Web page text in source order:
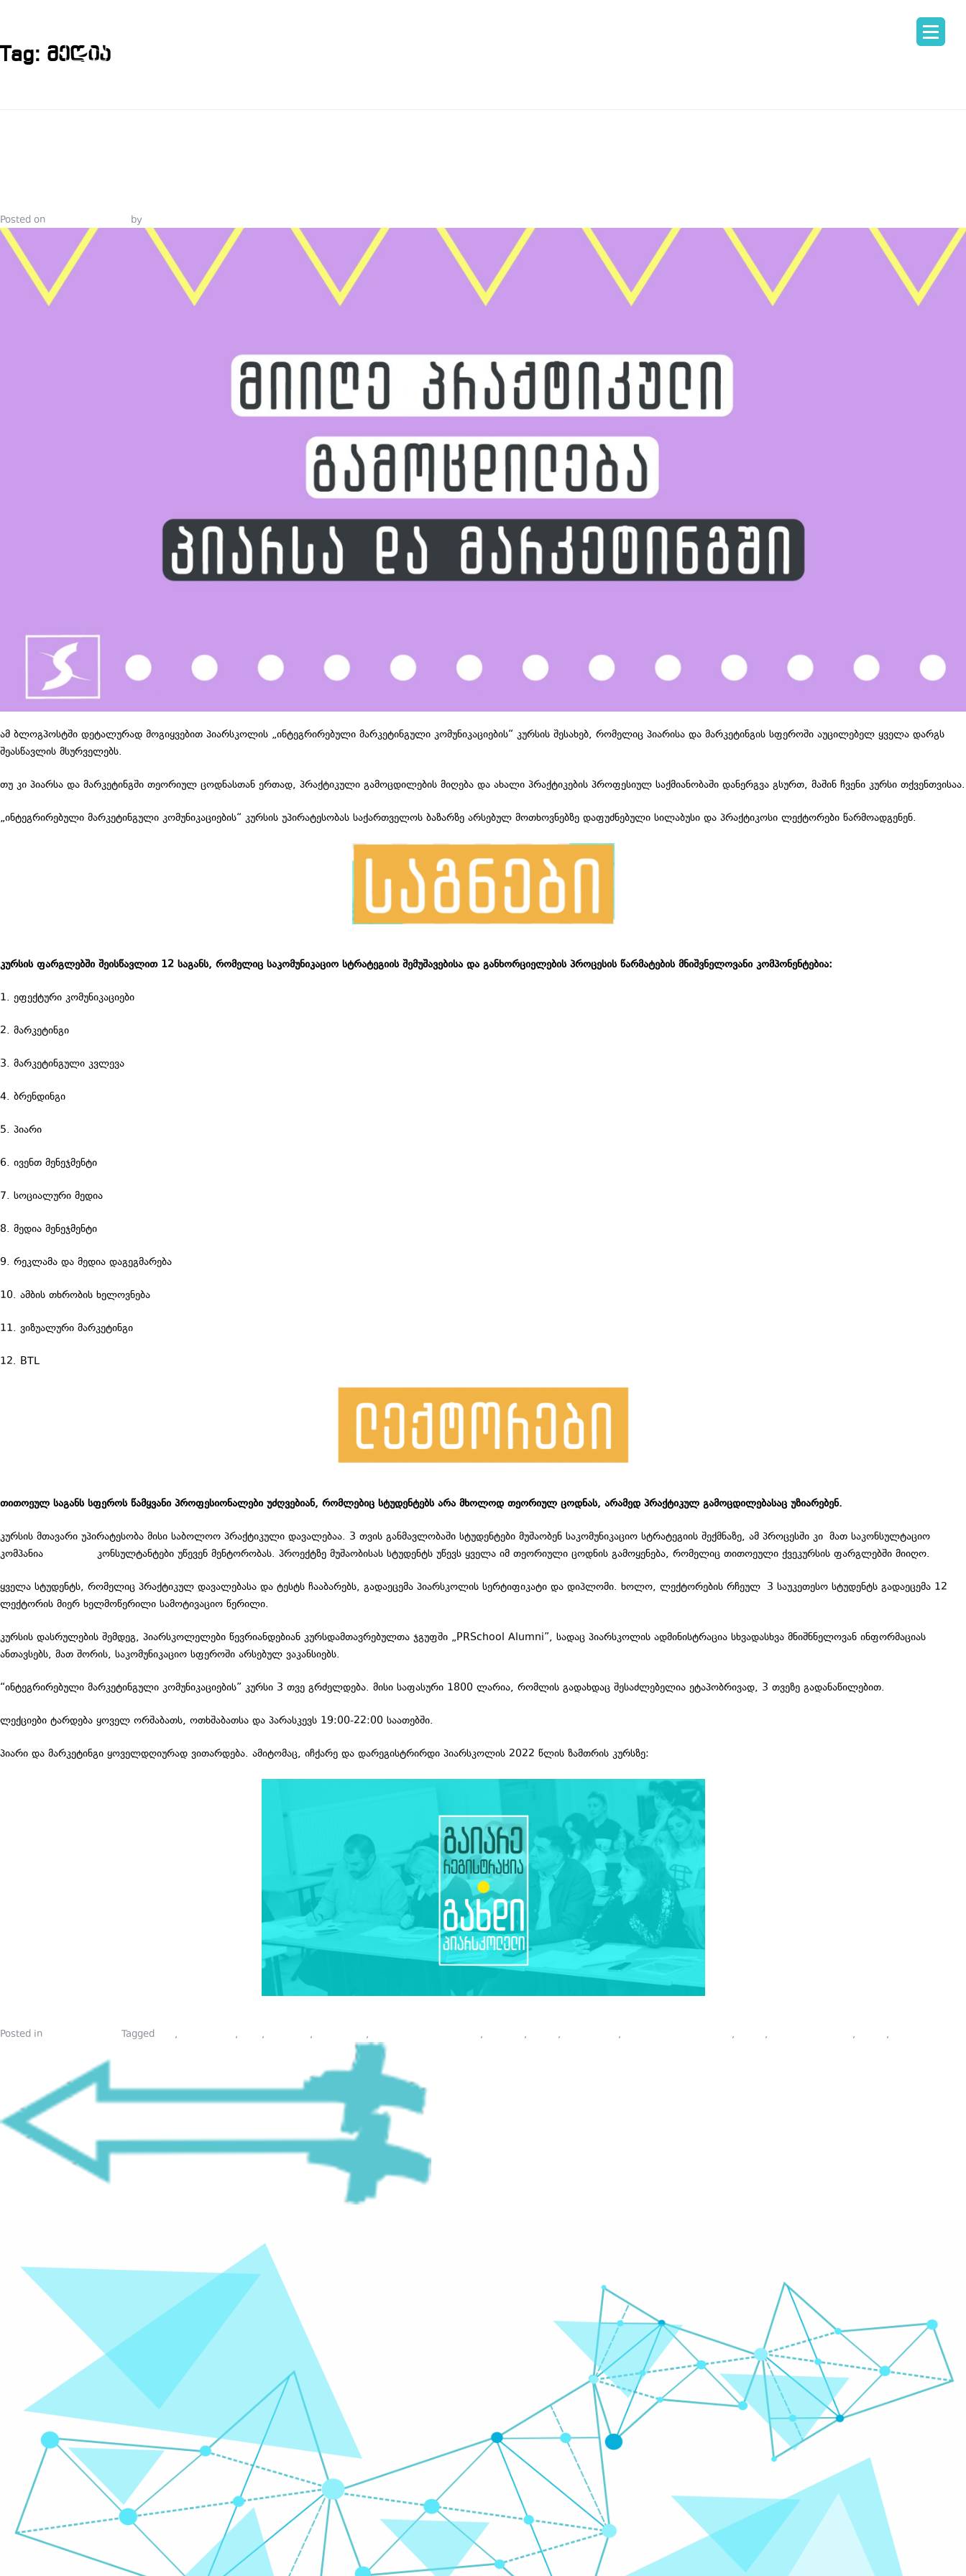
Tag: მედია
Posted on by
ამ ბლოგპოსტში დეტალურად მოგიყვებით პიარსკოლის „ინტეგრირებული მარკეტინგული კომუნიკაციების“ კურსის შესახებ, რომელიც პიარისა და მარკეტინგის სფეროში აუცილებელ ყველა დარგს
შეასწავლის მსურველებს.
თუ კი პიარსა და მარკეტინგში თეორიულ ცოდნასთან ერთად, პრაქტიკული გამოცდილების მიღება და ახალი პრაქტიკების პროფესიულ საქმიანობაში დანერგვა გსურთ, მაშინ ჩვენი კურსი თქვენთვისაა.
„ინტეგრირებული მარკეტინგული კომუნიკაციების“ კურსის უპირატესობას საქართველოს ბაზარზე არსებულ მოთხოვნებზე დაფუძნებული სილაბუსი და პრაქტიკოსი ლექტორები წარმოადგენენ.
კურსის ფარგლებში შეისწავლით 12 საგანს, რომელიც საკომუნიკაციო სტრატეგიის შემუშავებისა და განხორციელების პროცესის წარმატების მნიშვნელოვანი კომპონენტებია:
1. ეფექტური კომუნიკაციები
2. მარკეტინგი
3. მარკეტინგული კვლევა
4. ბრენდინგი
5. პიარი
6. ივენთ მენეჯმენტი
7. სოციალური მედია
8. მედია მენეჯმენტი
9. რეკლამა და მედია დაგეგმარება
10. ამბის თხრობის ხელოვნება
11. ვიზუალური მარკეტინგი
12. BTL
თითოეულ საგანს სფეროს წამყვანი პროფესიონალები უძღვებიან, რომლებიც სტუდენტებს არა მხოლოდ თეორიულ ცოდნას, არამედ პრაქტიკულ გამოცდილებასაც უზიარებენ.
კურსის მთავარი უპირატესობა მისი საბოლოო პრაქტიკული დავალებაა. 3 თვის განმავლობაში სტუდენტები მუშაობენ საკომუნიკაციო სტრატეგიის შექმნაზე, ამ პროცესში კი მათ საკონსულტაციო
კომპანია
კონსულტანტები უწევენ მენტორობას. პროექტზე მუშაობისას სტუდენტს უწევს ყველა იმ თეორიული ცოდნის გამოყენება, რომელიც თითოეული ქვეკურსის ფარგლებში მიიღო.
ყველა სტუდენტს, რომელიც პრაქტიკულ დავალებასა და ტესტს ჩააბარებს, გადაეცემა პიარსკოლის სერტიფიკატი და დიპლომი. ხოლო, ლექტორების რჩეულ 3 საუკეთესო სტუდენტს გადაეცემა 12
ლექტორის მიერ ხელმოწერილი სამოტივაციო წერილი.
კურსის დასრულების შემდეგ, პიარსკოლელები წევრიანდებიან კურსდამთავრებულთა ჯგუფში „PRSchool Alumni”, სადაც პიარსკოლის ადმინისტრაცია სხვადასხვა მნიშნნელოვან ინფორმაციას
ანთავსებს, მათ შორის, საკომუნიკაციო სფეროში არსებულ ვაკანსიებს.
“ინტეგრირებული მარკეტინგული კომუნიკაციების” კურსი 3 თვე გრძელდება. მისი საფასური 1800 ლარია, რომლის გადახდაც შესაძლებელია ეტაპობრივად, 3 თვეზე გადანაწილებით.
ლექციები ტარდება ყოველ ორშაბათს, ოთხშაბათსა და პარასკევს 19:00-22:00 საათებში.
პიარი და მარკეტინგი ყოველდღიურად ვითარდება. ამიტომაც, იჩქარე და დარეგისტრირდი პიარსკოლის 2022 წლის ზამთრის კურსზე:
Posted in Tagged , , , , , , , , , , , , ,